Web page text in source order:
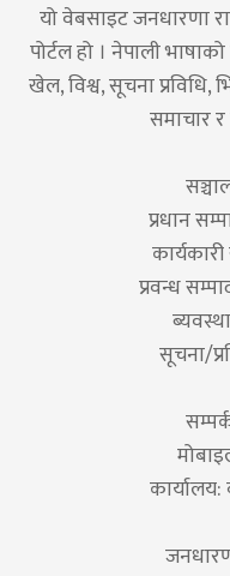
यो वेबसाइट जनधारणा
पोर्टल हो । नेपाली
खेल, विश्व, सूचना प्रविधि,
समाचार
प्रधान
प्रवन्ध
सूचना/